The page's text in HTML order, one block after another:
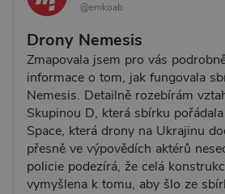
@emkoab
Drony Nemesis
Zmapovala jsem pro vás
informace o tom, jak fungovala
Nemesis. Detailně rozebírám
Skupinou D, která sbírku
Space, která drony na Ukrajinu
přesně ve výpovědích aktérů
policie podezírá, že celá
vymyšlena k tomu, aby šlo ze